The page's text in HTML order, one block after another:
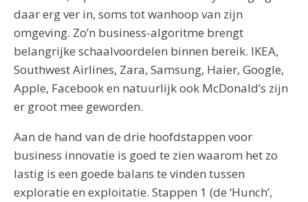
daar erg ver in, soms tot wanhoop van zijn
omgeving. Zo’n business-algoritme brengt
belangrijke schaalvoordelen binnen bereik. IKEA,
Southwest Airlines, Zara, Samsung, Haier, Google,
Apple, Facebook en natuurlijk ook McDonald’s zijn
er groot mee geworden.
Aan de hand van de drie hoofdstappen voor
business innovatie is goed te zien waarom het zo
lastig is een goede balans te vinden tussen
exploratie en exploitatie. Stappen 1 (de ‘Hunch’,